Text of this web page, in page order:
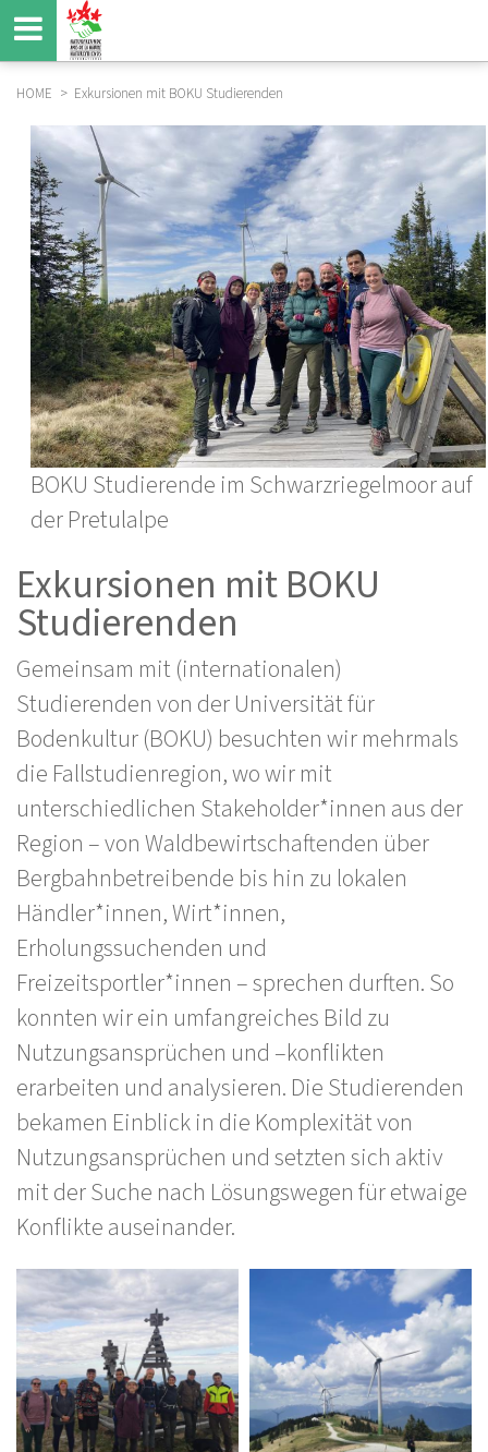
Direkt
zum
Inhalt
BREADCRUMB
HOME Exkursionen mit BOKU Studierenden
BOKU Studierende im Schwarzriegelmoor auf
der Pretulalpe
Exkursionen mit BOKU
Studierenden
Gemeinsam mit (internationalen)
Studierenden von der Universität für
Bodenkultur (BOKU) besuchten wir mehrmals
die Fallstudienregion, wo wir mit
unterschiedlichen Stakeholder*innen aus der
Region – von Waldbewirtschaftenden über
Bergbahnbetreibende bis hin zu lokalen
Händler*innen, Wirt*innen,
Erholungssuchenden und
Freizeitsportler*innen – sprechen durften. So
konnten wir ein umfangreiches Bild zu
Nutzungsansprüchen und –konflikten
erarbeiten und analysieren. Die Studierenden
bekamen Einblick in die Komplexität von
Nutzungsansprüchen und setzten sich aktiv
mit der Suche nach Lösungswegen für etwaige
Konflikte auseinander.
Bilder